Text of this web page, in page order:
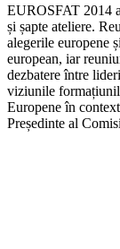
EUROSFAT 2014
și șapte ateliere.
alegerile europene
european, iar
dezbatere între
viziunile
Europene în
Președinte al